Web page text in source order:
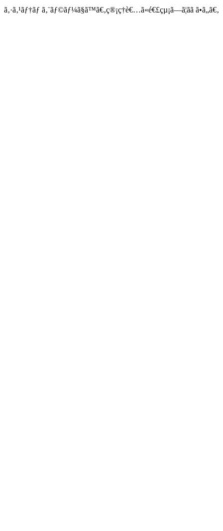
ã‚·ã‚¹ãƒ†ãƒ ã‚¨ãƒ©ãƒ¼ã§ã™ã€‚ç®¡ç†è€…ã«é€£çµ¡ã—ã¦ãã ã•ã„ã€‚